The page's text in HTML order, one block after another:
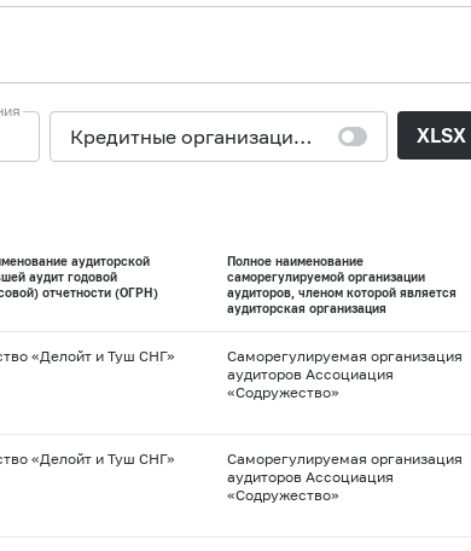
Кредитные организации с отозванной лицензией XLSX
аудиторской
аудит годовой
отчетности (ОГРН)
Полное наименование
саморегулируемой организации
аудиторов, членом которой является
аудиторская организация
«Делойт и Туш СНГ»
Саморегулируемая организация
аудиторов Ассоциация
«Содружество»
«Делойт и Туш СНГ»
Саморегулируемая организация
аудиторов Ассоциация
«Содружество»